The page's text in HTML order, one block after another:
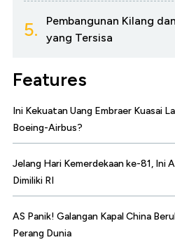
5.
Pembangunan Kilang
yang Tersisa
Features
Ini Kekuatan Uang Embraer Kuasai
Boeing-Airbus?
Jelang Hari Kemerdekaan ke-81, Ini
Dimiliki RI
AS Panik! Galangan Kapal China
Perang Dunia